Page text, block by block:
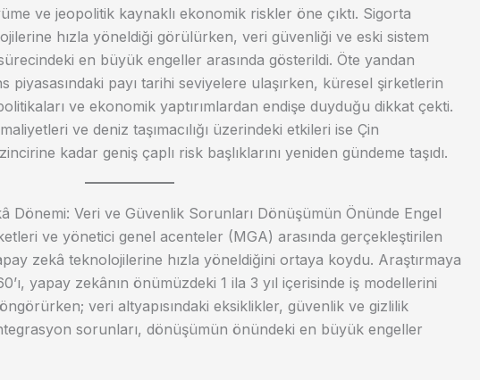
ve jeopolitik kaynaklı ekonomik riskler öne çıktı. Sigorta
hızla yöneldiği görülürken, veri güvenliği ve eski sistem
en büyük engeller arasında gösterildi. Öte yandan
payı tarihi seviyelere ulaşırken, küresel şirketlerin
ve ekonomik yaptırımlardan endişe duyduğu dikkat çekti.
ve deniz taşımacılığı üzerindeki etkileri ise Çin
kadar geniş çaplı risk başlıklarını yeniden gündeme taşıdı.
Dönemi: Veri ve Güvenlik Sorunları Dönüşümün Önünde Engel
ve yönetici genel acenteler (MGA) arasında gerçekleştirilen
zekâ teknolojilerine hızla yöneldiğini ortaya koydu. Araştırmaya
yapay zekânın önümüzdeki 1 ila 3 yıl içerisinde iş modellerini
veri altyapısındaki eksiklikler, güvenlik ve gizlilik
sorunları, dönüşümün önündeki en büyük engeller